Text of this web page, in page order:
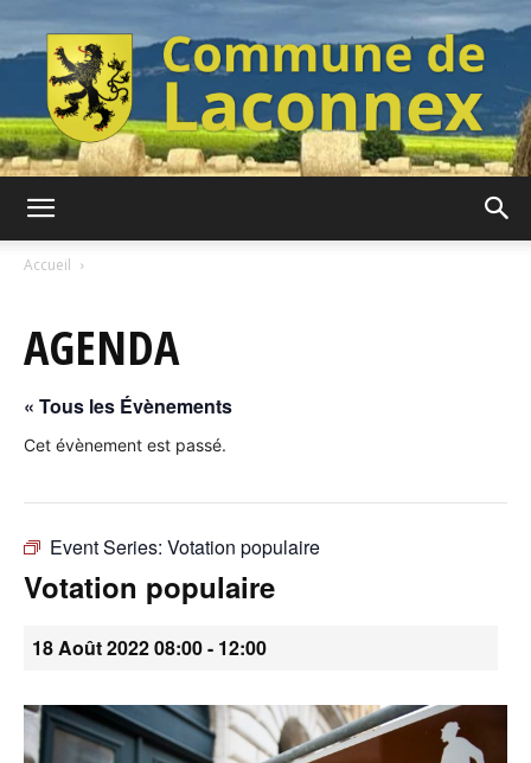
Laconnex
Canton
Accueil
AGENDA
« Tous les Évènements
Cet évènement est passé.
Event Series: Votation populaire
Votation populaire
18 Août 2022 08:00- 12:00